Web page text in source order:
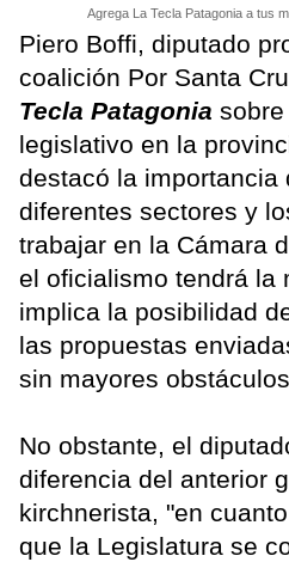
Agrega La Tecla Patagonia a tus
Piero Boffi, diputado
coalición Por Santa
Tecla Patagonia
legislativo en la
destacó la importancia
diferentes sectores y
trabajar en la Cámara
el oficialismo tendrá la
implica la posibilidad
las propuestas
sin mayores
No obstante, el
diferencia del anterior
kirchnerista, "en
que la Legislatura se